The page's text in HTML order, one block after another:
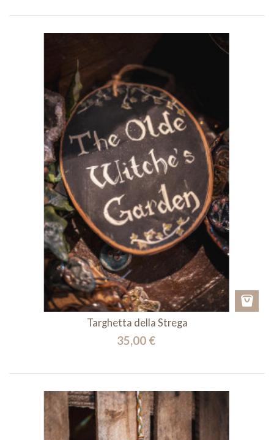
Targhetta della Strega
35,00 €